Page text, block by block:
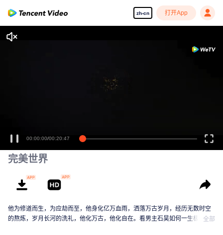
zh-cn 打开App
00:00:00/00:20:47
完美世界
他为修道而生，为应劫而至，他身化亿万血雨，洒落万古岁月，经历无数时空
的熬炼，岁月长河的洗礼，他化万古，他化自在。看男主石昊如何一生极致辉
全部